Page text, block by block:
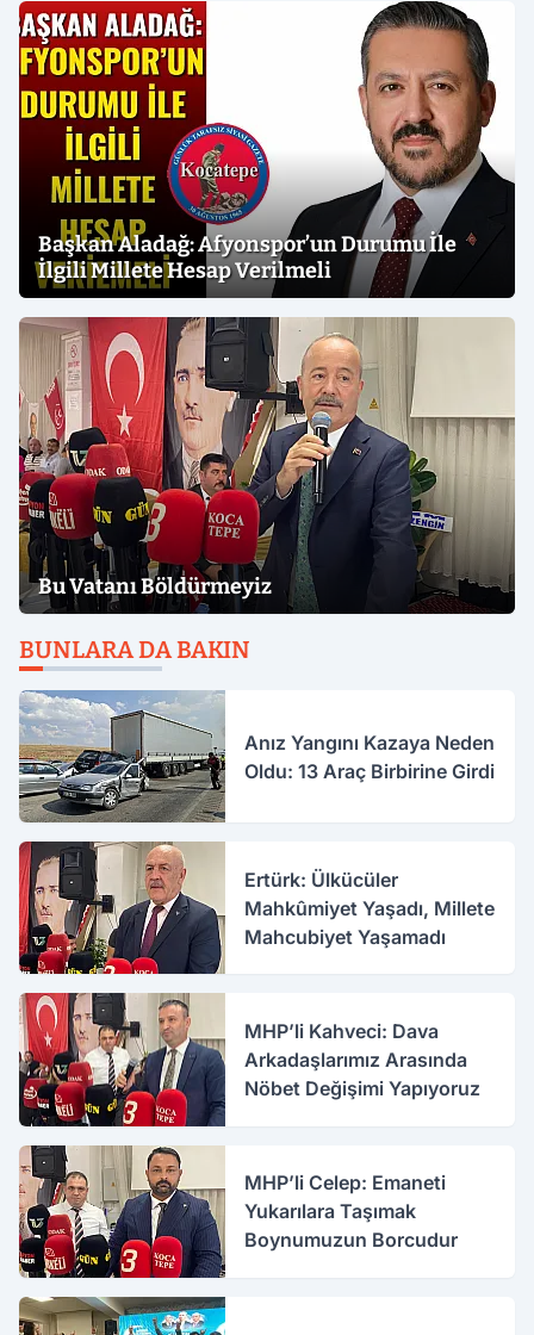
Başkan Aladağ: Afyonspor’un Durumu İle
İlgili Millete Hesap Verilmeli
Bu Vatanı Böldürmeyiz
BUNLARA DA BAKIN
Anız Yangını Kazaya Neden
Oldu: 13 Araç Birbirine Girdi
Ertürk: Ülkücüler
Mahkûmiyet Yaşadı, Millete
Mahcubiyet Yaşamadı
MHP’li Kahveci: Dava
Arkadaşlarımız Arasında
Nöbet Değişimi Yapıyoruz
MHP’li Celep: Emaneti
Yukarılara Taşımak
Boynumuzun Borcudur